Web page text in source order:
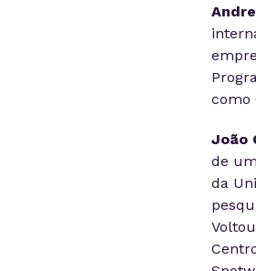
como
João
de
da